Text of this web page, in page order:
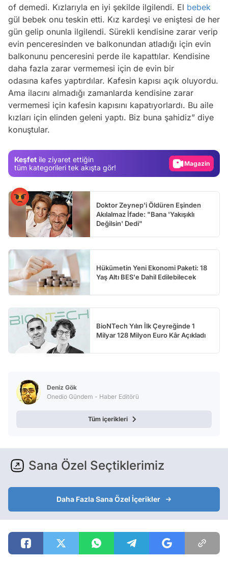
of demedi. Kızlarıyla en iyi şekilde ilgilendi. El bebek
gül bebek onu teskin etti. Kız kardeşi ve eniştesi de her
gün gelip onunla ilgilendi. Sürekli kendisine zarar verip
evin penceresinden ve balkonundan atladığı için evin
balkonunu penceresini perde ile kapattılar. Kendisine
daha fazla zarar vermemesi için de evin bir
odasına kafes yaptırdılar. Kafesin kapısı açık oluyordu.
Ama ilacını almadığı zamanlarda kendisine zarar
vermemesi için kafesin kapısını kapatıyorlardı. Bu aile
kızları için elinden geleni yaptı. Biz buna şahidiz” diye
konuştular.
Keşfet ile ziyaret ettiğin
tüm kategorileri tek akışta gör!
Video
Magazin
Doktor Zeynep'i Öldüren Eşinden
Akılalmaz İfade: "Bana 'Yakışıklı
Değilsin' Dedi"
Hükümetin Yeni Ekonomi Paketi: 18
Yaş Altı BES'e Dahil Edilebilecek
BioNTech Yılın İlk Çeyreğinde 1
Milyar 128 Milyon Euro Kâr Açıkladı
Deniz Gök
Onedio Gündem - Haber Editörü
Tüm içerikleri
Sana Özel Seçtiklerimiz
Daha Fazla Sana Özel İçerikler